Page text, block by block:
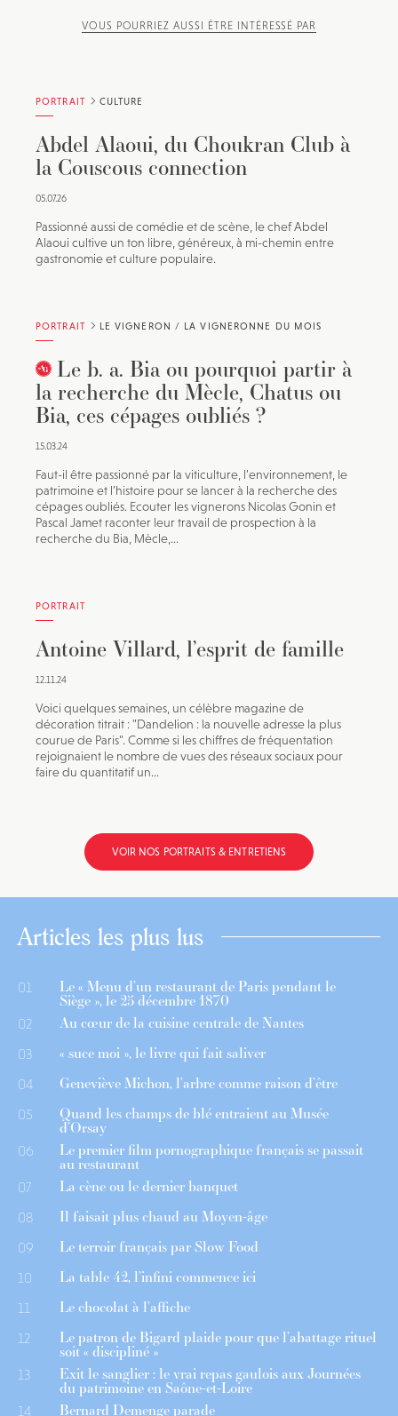
VOUS POURRIEZ AUSSI ÊTRE INTÉRESSÉ PAR
PORTRAIT CULTURE
Abdel Alaoui, du Choukran Club à
la Couscous connection
05.07.26
Passionné aussi de comédie et de scène, le chef Abdel
Alaoui cultive un ton libre, généreux, à mi-chemin entre
gastronomie et culture populaire.
PORTRAIT LE VIGNERON / LA VIGNERONNE DU MOIS
Le b. a. Bia ou pourquoi partir à
la recherche du Mècle, Chatus ou
Bia, ces cépages oubliés ?
15.03.24
Faut-il être passionné par la viticulture, l’environnement, le
patrimoine et l’histoire pour se lancer à la recherche des
cépages oubliés. Ecouter les vignerons Nicolas Gonin et
Pascal Jamet raconter leur travail de prospection à la
recherche du Bia, Mècle,...
PORTRAIT
Antoine Villard, l’esprit de famille
12.11.24
Voici quelques semaines, un célèbre magazine de
décoration titrait : "Dandelion : la nouvelle adresse la plus
courue de Paris". Comme si les chiffres de fréquentation
rejoignaient le nombre de vues des réseaux sociaux pour
faire du quantitatif un...
VOIR NOS PORTRAITS & ENTRETIENS
Articles les plus lus
01 Le « Menu d’un restaurant de Paris pendant le
Siège », le 25 décembre 1870
02 Au cœur de la cuisine centrale de Nantes
03 « suce moi », le livre qui fait saliver
04 Geneviève Michon, l’arbre comme raison d’être
05 Quand les champs de blé entraient au Musée
d’Orsay
06 Le premier film pornographique français se passait
au restaurant
07 La cène ou le dernier banquet
08 Il faisait plus chaud au Moyen-âge
09 Le terroir français par Slow Food
10 La table 42, l’infini commence ici
11 Le chocolat à l’affiche
12 Le patron de Bigard plaide pour que l’abattage rituel
soit « discipliné »
13 Exit le sanglier : le vrai repas gaulois aux Journées
du patrimoine en Saône-et-Loire
14 Bernard Demenge parade